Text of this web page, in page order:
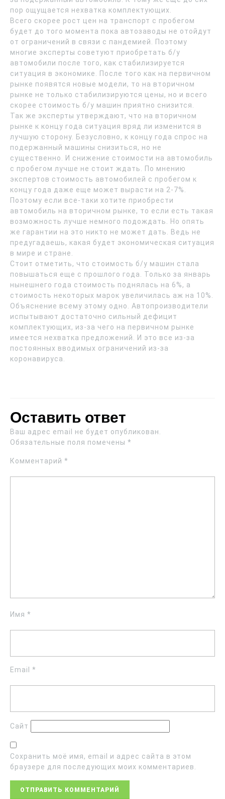
пор ощущается нехватка комплектующих.
Всего скорее рост цен на транспорт с пробегом
будет до того момента пока автозаводы не отойдут
от ограничений в связи с пандемией. Поэтому
многие эксперты советуют приобретать б/у
автомобили после того, как стабилизируется
ситуация в экономике. После того как на первичном
рынке появятся новые модели, то на вторичном
рынке не только стабилизируются цены, но и всего
скорее стоимость б/у машин приятно снизится.
Так же эксперты утверждают, что на вторичном
рынке к концу года ситуация вряд ли изменится в
лучшую сторону. Безусловно, к концу года спрос на
подержанный машины снизиться, но не
существенно. И снижение стоимости на автомобиль
с пробегом лучше не стоит ждать. По мнению
экспертов стоимость автомобилей с пробегом к
концу года даже еще может вырасти на 2-7%.
Поэтому если все-таки хотите приобрести
автомобиль на вторичном рынке, то если есть такая
возможность лучше немного подождать. Но опять
же гарантии на это никто не может дать. Ведь не
предугадаешь, какая будет экономическая ситуация
в мире и стране.
Стоит отметить, что стоимость б/у машин стала
повышаться еще с прошлого года. Только за январь
нынешнего года стоимость поднялась на 6%, а
стоимость некоторых марок увеличилась аж на 10%.
Объяснение всему этому одно. Автопроизводители
испытывают достаточно сильный дефицит
комплектующих, из-за чего на первичном рынке
имеется нехватка предложений. И это все из-за
постоянных вводимых ограничений из-за
коронавируса.
Оставить ответ
Ваш адрес email не будет опубликован.
Обязательные поля помечены *
Комментарий *
Имя *
Email *
Сайт
Сохранить моё имя, email и адрес сайта в этом
браузере для последующих моих комментариев.